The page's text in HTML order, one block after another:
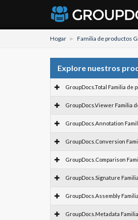
Hogar Familia de productos
Explore nuestros
GroupDocs.Total Familia de
GroupDocs.Viewer Familia
GroupDocs.Annotation
GroupDocs.Conversion
GroupDocs.Comparison
GroupDocs.Signature
GroupDocs.Assembly
GroupDocs.Metadata